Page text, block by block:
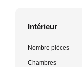
Intérieur
Nombre pièces
Chambres